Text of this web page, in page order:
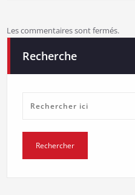
Les commentaires sont fermés.
Recherche